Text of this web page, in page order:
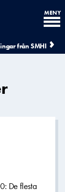
från SMHI
MENY
De flesta